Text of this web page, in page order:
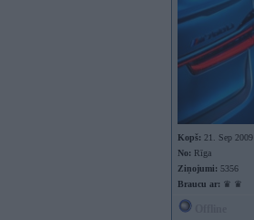
Kopš: 21. Sep 2009
No: Rīga
Ziņojumi: 5356
Braucu ar: ♛ ♛